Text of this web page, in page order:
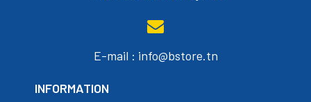
E-mail : info@bstore.tn
INFORMATION